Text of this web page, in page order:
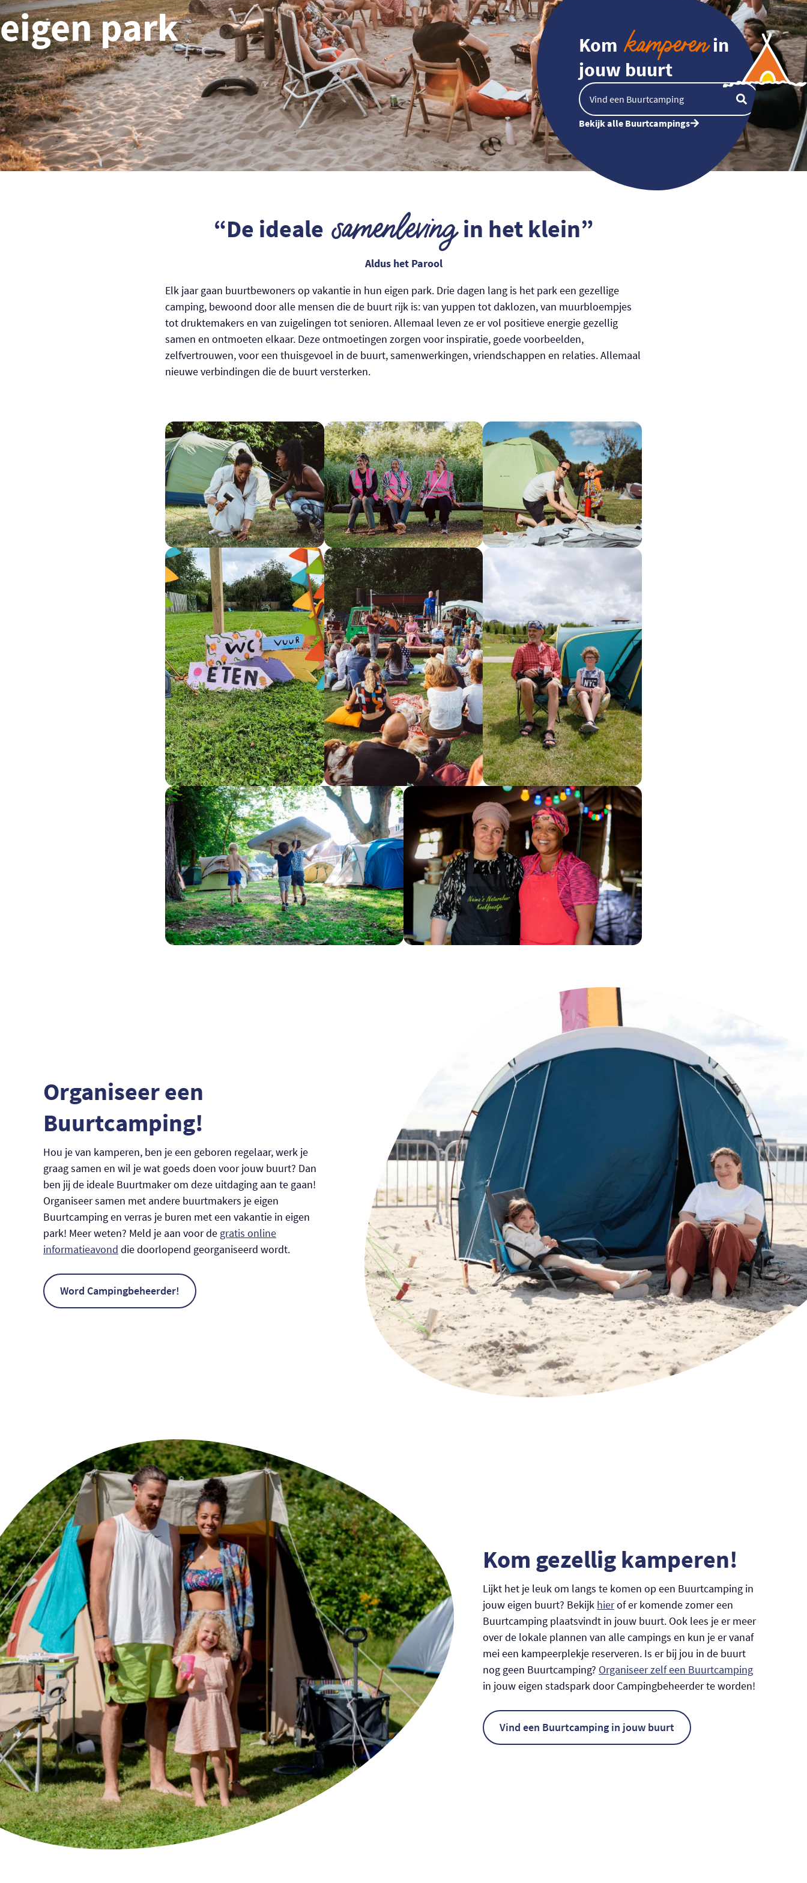
eigen park
Komkamperenin
jouw buurt
Bekijk alle Buurtcampings
“De idealesamenlevingin het klein”
Aldus het Parool
Elk jaar gaan buurtbewoners op vakantie in hun eigen park. Drie dagen lang is het park een gezellige
camping, bewoond door alle mensen die de buurt rijk is: van yuppen tot daklozen, van muurbloempjes
tot druktemakers en van zuigelingen tot senioren. Allemaal leven ze er vol positieve energie gezellig
samen en ontmoeten elkaar. Deze ontmoetingen zorgen voor inspiratie, goede voorbeelden,
zelfvertrouwen, voor een thuisgevoel in de buurt, samenwerkingen, vriendschappen en relaties. Allemaal
nieuwe verbindingen die de buurt versterken.
Organiseer een
Buurtcamping!
Hou je van kamperen, ben je een geboren regelaar, werk je
graag samen en wil je wat goeds doen voor jouw buurt? Dan
ben jij de ideale Buurtmaker om deze uitdaging aan te gaan!
Organiseer samen met andere buurtmakers je eigen
Buurtcamping en verras je buren met een vakantie in eigen
park! Meer weten? Meld je aan voor de gratis online
informatieavond die doorlopend georganiseerd wordt.
Word Campingbeheerder!
Kom gezellig kamperen!
Lijkt het je leuk om langs te komen op een Buurtcamping in
jouw eigen buurt? Bekijk hierof er komende zomer een
Buurtcamping plaatsvindt in jouw buurt. Ook lees je er meer
over de lokale plannen van alle campings en kun je er vanaf
mei een kampeerplekje reserveren. Is er bij jou in de buurt
nog geen Buurtcamping? Organiseer zelf een Buurtcamping
in jouw eigen stadspark door Campingbeheerder te worden!
Vind een Buurtcamping in jouw buurt